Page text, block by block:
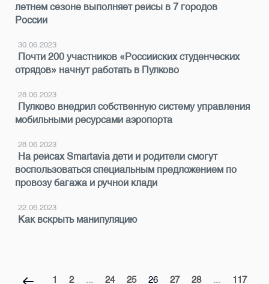
летнем сезоне выполняет рейсы в 7 городов
России
30.06.2023
Почти 200 участников «Российских студенческих
отрядов» начнут работать в Пулково
28.06.2023
Пулково внедрил собственную систему управления
мобильными ресурсами аэропорта
28.06.2023
На рейсах Smartavia дети и родители смогут
воспользоваться специальным предложением по
провозу багажа и ручной клади
22.06.2023
Как вскрыть манипуляцию
1 2 ... 24 25 26 27 28 ... 117